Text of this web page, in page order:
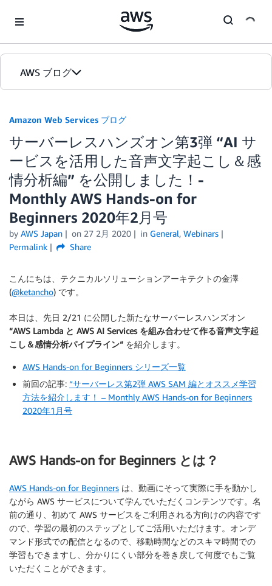
AWS ブログ
カテゴリ
エディション
Amazon Web Services ブログ
サーバーレスハンズオン第3弾 “AI サ
ービスを活用した音声文字起こし＆感
情分析編” を公開しました！-
Monthly AWS Hands-on for
Beginners 2020年2月号
by AWS Japan on 27 2月 2020 in General, Webinars
Permalink
Share
こんにちは、テクニカルソリューションアーキテクトの金澤
(@ketancho) です。
本日は、先日 2/21 に公開した新たなサーバーレスハンズオン
“AWS Lambda と AWS AI Services を組み合わせて作る音声文字起
こし＆感情分析パイプライン“ を紹介します。
AWS Hands-on for Beginners シリーズ一覧
前回の記事: “サーバーレス第2弾 AWS SAM 編とオススメ学習
方法を紹介します！ – Monthly AWS Hands-on for Beginners
2020年1月号
AWS Hands-on for Beginners とは？
AWS Hands-on for Beginners は、動画にそって実際に手を動かし
ながら AWS サービスについて学んでいただくコンテンツです。名
前の通り、初めて AWS サービスをご利用される方向けの内容です
ので、学習の最初のステップとしてご活用いただけます。オンデ
マンド形式での配信となるので、移動時間などのスキマ時間での
学習もできますし、分かりにくい部分を巻き戻して何度でもご覧
いただくことができます。